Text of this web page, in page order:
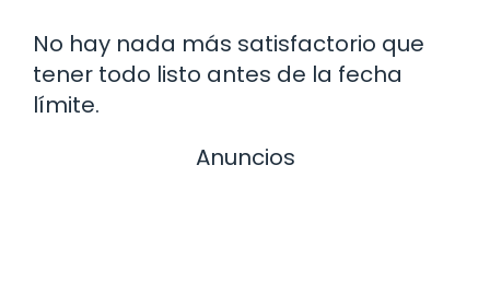
No hay nada más satisfactorio que
tener todo listo antes de la fecha
límite.
Anuncios